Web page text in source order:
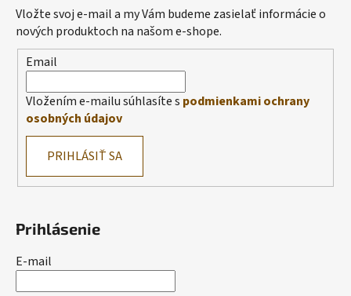
Vložte svoj e-mail a my Vám budeme zasielať informácie o
nových produktoch na našom e-shope.
Email
Vložením e-mailu súhlasíte s podmienkami ochrany
osobných údajov
PRIHLÁSIŤ SA
Prihlásenie
E-mail